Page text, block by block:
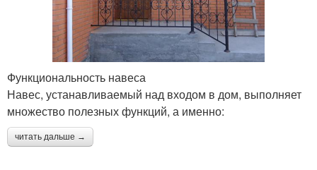
Функциональность навеса
Навес, устанавливаемый над входом в дом, выполняет
множество полезных функций, а именно:
читать дальше →